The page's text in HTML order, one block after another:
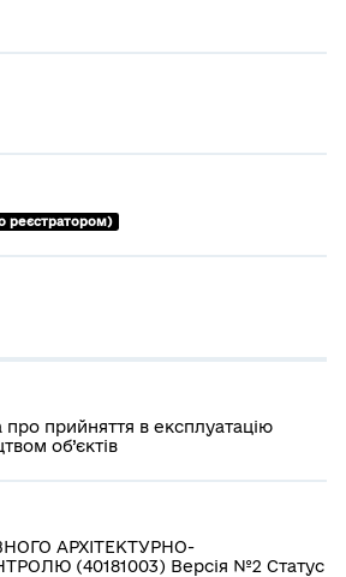
реєстратором)
про прийняття в експлуатацію
об’єктів
АРХІТЕКТУРНО-
(40181003) Версія №2 Статус